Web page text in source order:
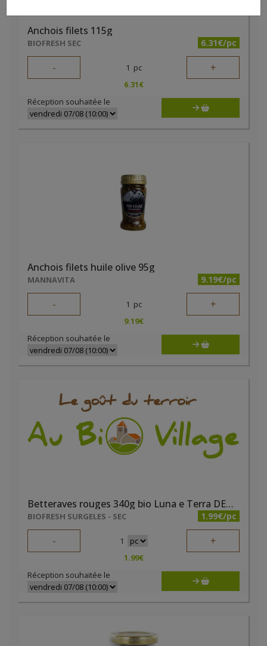
Anchois filets 115g
BIOFRESH SEC 6.31€/pc
- 1 pc +
6.31€
Réception souhaitée le
Anchois filets huile olive 95g
MANNAVITA 9.19€/pc
- 1 pc +
9.19€
Réception souhaitée le
Betteraves rouges 340g bio Luna e Terra DEMETER
BIOFRESH SURGELES - SEC 1.99€/pc
- 1 +
1.99€
Réception souhaitée le